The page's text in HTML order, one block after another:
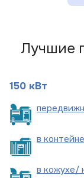
Лучшие
150 кВт
пере
в
в кожухе/